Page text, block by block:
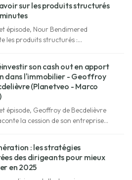
sur les produits structurés
épisode, Nour Bendimered
les produits structurés :
son cash out en apport
dans l'immobilier - Geoffroy
(Planetveo - Marco
épisode, Geoffroy de Becdelièvre
la cession de son entreprise
dans l'immobilier.
: les stratégies
des dirigeants pour mieux
en 2025